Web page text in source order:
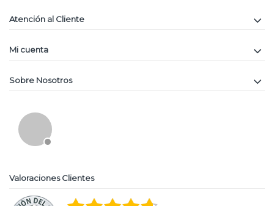
Atención al Cliente
Mi cuenta
Sobre Nosotros
Valoraciones Clientes